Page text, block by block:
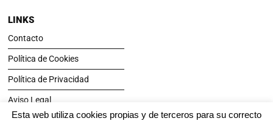
LINKS
Contacto
Política de Cookies
Política de Privacidad
Aviso Legal
Esta web utiliza cookies propias y de terceros para su correcto